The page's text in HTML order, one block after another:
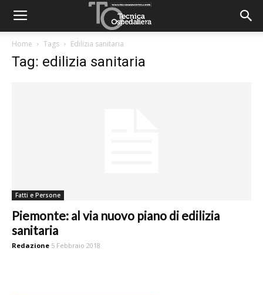
Home Tags Edilizia sanitaria
Tag: edilizia sanitaria
Fatti e Persone
Piemonte: al via nuovo piano di edilizia
sanitaria
Redazione 5 Febbraio 2018